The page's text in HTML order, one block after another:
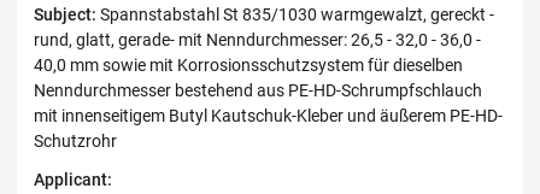
Subject: Spannstabstahl St 835/1030 warmgewalzt, gereckt -
rund, glatt, gerade- mit Nenndurchmesser: 26,5 - 32,0 - 36,0 -
40,0 mm sowie mit Korrosionsschutzsystem für dieselben
Nenndurchmesser bestehend aus PE-HD-Schrumpfschlauch
mit innenseitigem Butyl Kautschuk-Kleber und äußerem PE-HD-
Schutzrohr
Applicant: